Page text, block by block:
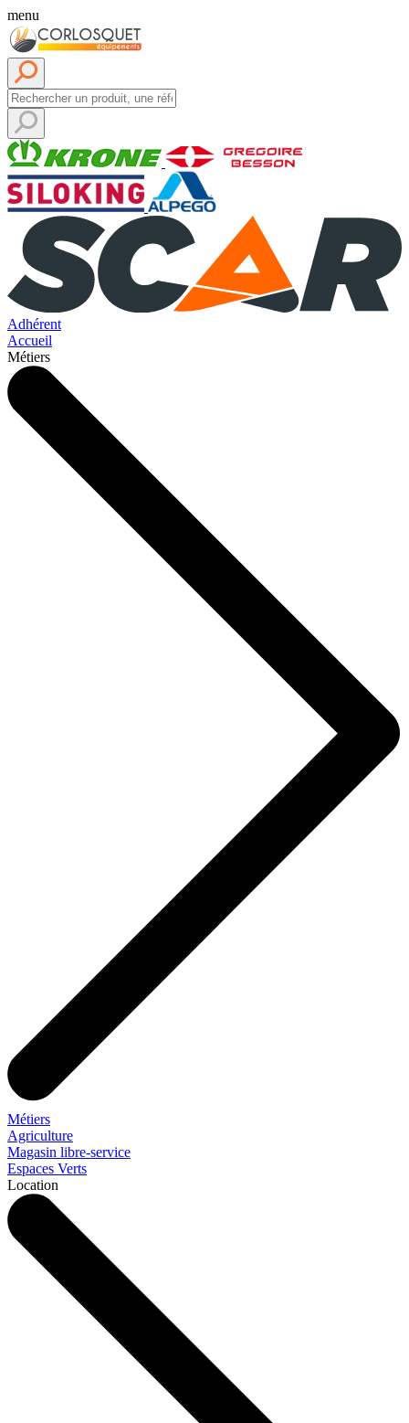
menu
Adhérent
Accueil
Métiers
Métiers
Agriculture
Magasin libre-service
Espaces Verts
Location